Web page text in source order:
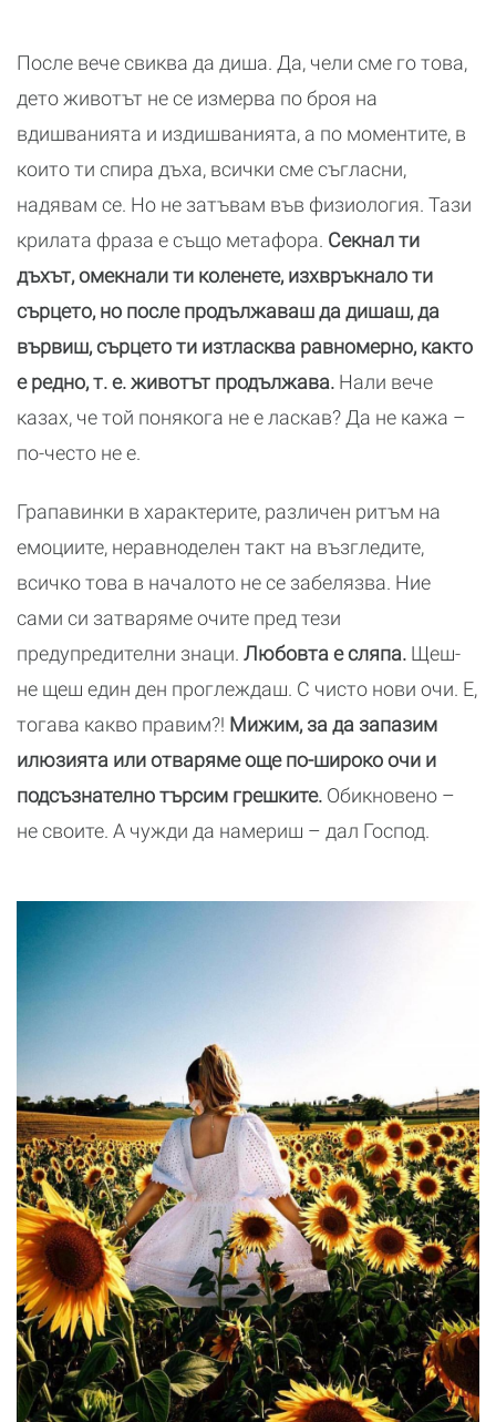
После вече свиква да диша. Да, чели сме го това,
дето животът не се измерва по броя на
вдишванията и издишванията, а по моментите, в
които ти спира дъха, всички сме съгласни,
надявам се. Но не затъвам във физиология. Тази
крилата фраза е също метафора. Секнал ти
дъхът, омекнали ти коленете, изхвръкнало ти
сърцето, но после продължаваш да дишаш, да
вървиш, сърцето ти изтласква равномерно, както
е редно, т. е. животът продължава. Нали вече
казах, че той понякога не е ласкав? Да не кажа –
по-често не е.
Грапавинки в характерите, различен ритъм на
емоциите, неравноделен такт на възгледите,
всичко това в началото не се забелязва. Ние
сами си затваряме очите пред тези
предупредителни знаци. Любовта е сляпа. Щеш-
не щеш един ден проглеждаш. С чисто нови очи. Е,
тогава какво правим?! Мижим, за да запазим
илюзията или отваряме още по-широко очи и
подсъзнателно търсим грешките. Обикновено –
не своите. А чужди да намериш – дал Господ.